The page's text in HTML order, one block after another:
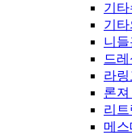
기
기
니
드
라
론져
리
메